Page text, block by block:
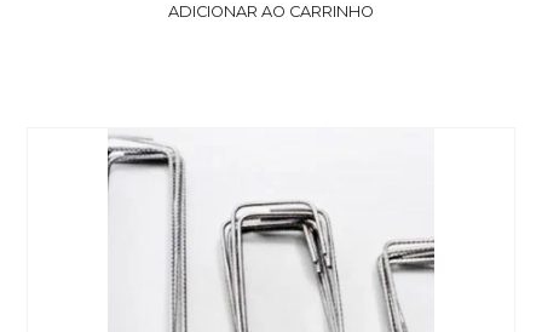
ADICIONAR AO CARRINHO